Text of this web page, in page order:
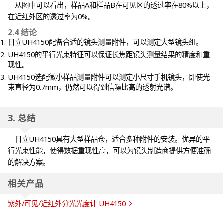
从图中可以看出，样品A和样品B在可见区的透过率在80%以上，
在近红外区的透过率为0%。
2.4 结论
日立UH4150配备合适的镜头测量附件，可以测定大型镜头组。
UH4150的平行光束特征可以保证长焦距镜头测量结果的精度和重
现性。
UH4150选配微小样品测量附件可以测定小尺寸手机镜头，即使光
束直径为0.7mm，仍然可以得到信噪比高的透射光谱。
3. 总结
日立UH4150具有大型样品仓，适合多种附件的安装。优异的平
行光束性能，使得数据重现性高，可以为镜头制造商提供方便准确
的解决方案。
相关产品
紫外/可见/近红外分光光度计 UH4150